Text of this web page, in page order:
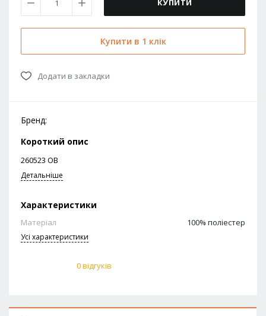
Бренд:
Короткий опис
260523 ОВ
Детальніше
Характеристики
Матеріал 100% поліестер
Усi характеристики
0 відгуків
КУПИТИ
Купити в 1 клік
Додати в закладки